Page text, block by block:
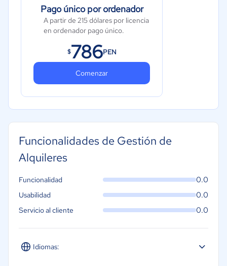
Pago único por ordenador
A partir de 215 dólares por licencia
en ordenador pago único.
$786PEN
Comenzar
Funcionalidades de Gestión de
Alquileres
Idiomas:
Funcionalidad 0.0
Usabilidad 0.0
Servicio al cliente 0.0